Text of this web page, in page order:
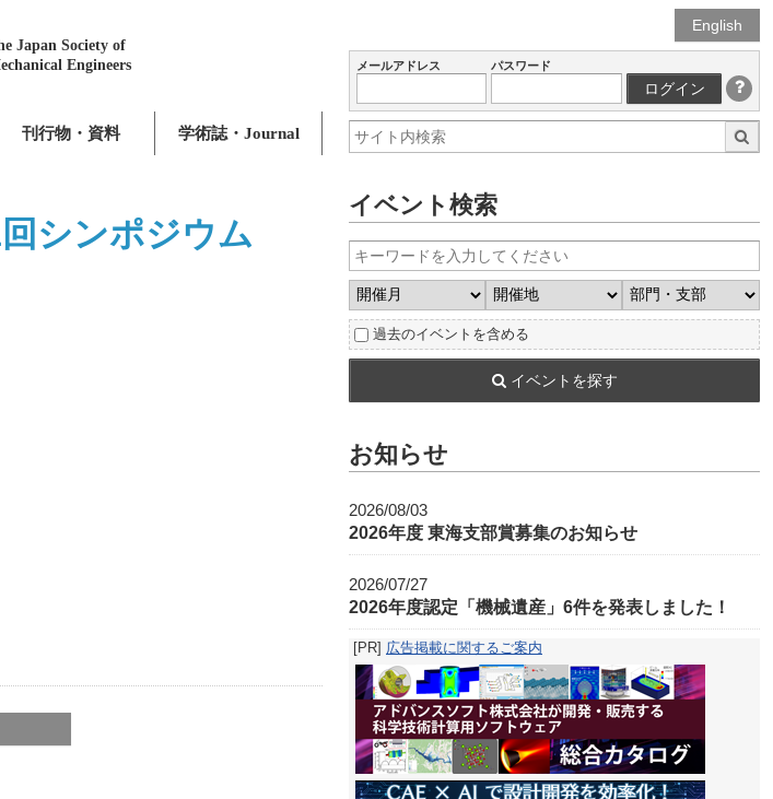
Japan Society of
Engineers
刊行物・資料 学術誌・Journal
シンポジウム
English
メールアドレス パスワード
ログイン
イベント検索
過去のイベントを含める
イベントを探す
お知らせ
2026/08/03
2026年度 東海支部賞募集のお知らせ
2026/07/27
2026年度認定「機械遺産」6件を発表しました！
[PR] 広告掲載に関するご案内